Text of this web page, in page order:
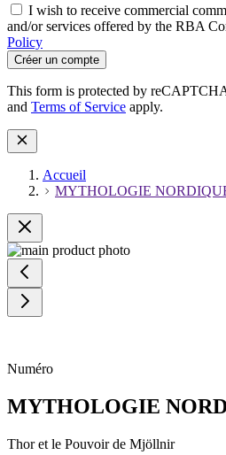
I wish to receive commercial
and/or services offered by the RBA
Policy
Créer un compte
This form is protected by
and Terms of Service apply.
Accueil
MYTHOLOGIE
Numéro
MYTHOLOGIE
Thor et le Pouvoir de Mjöllnir